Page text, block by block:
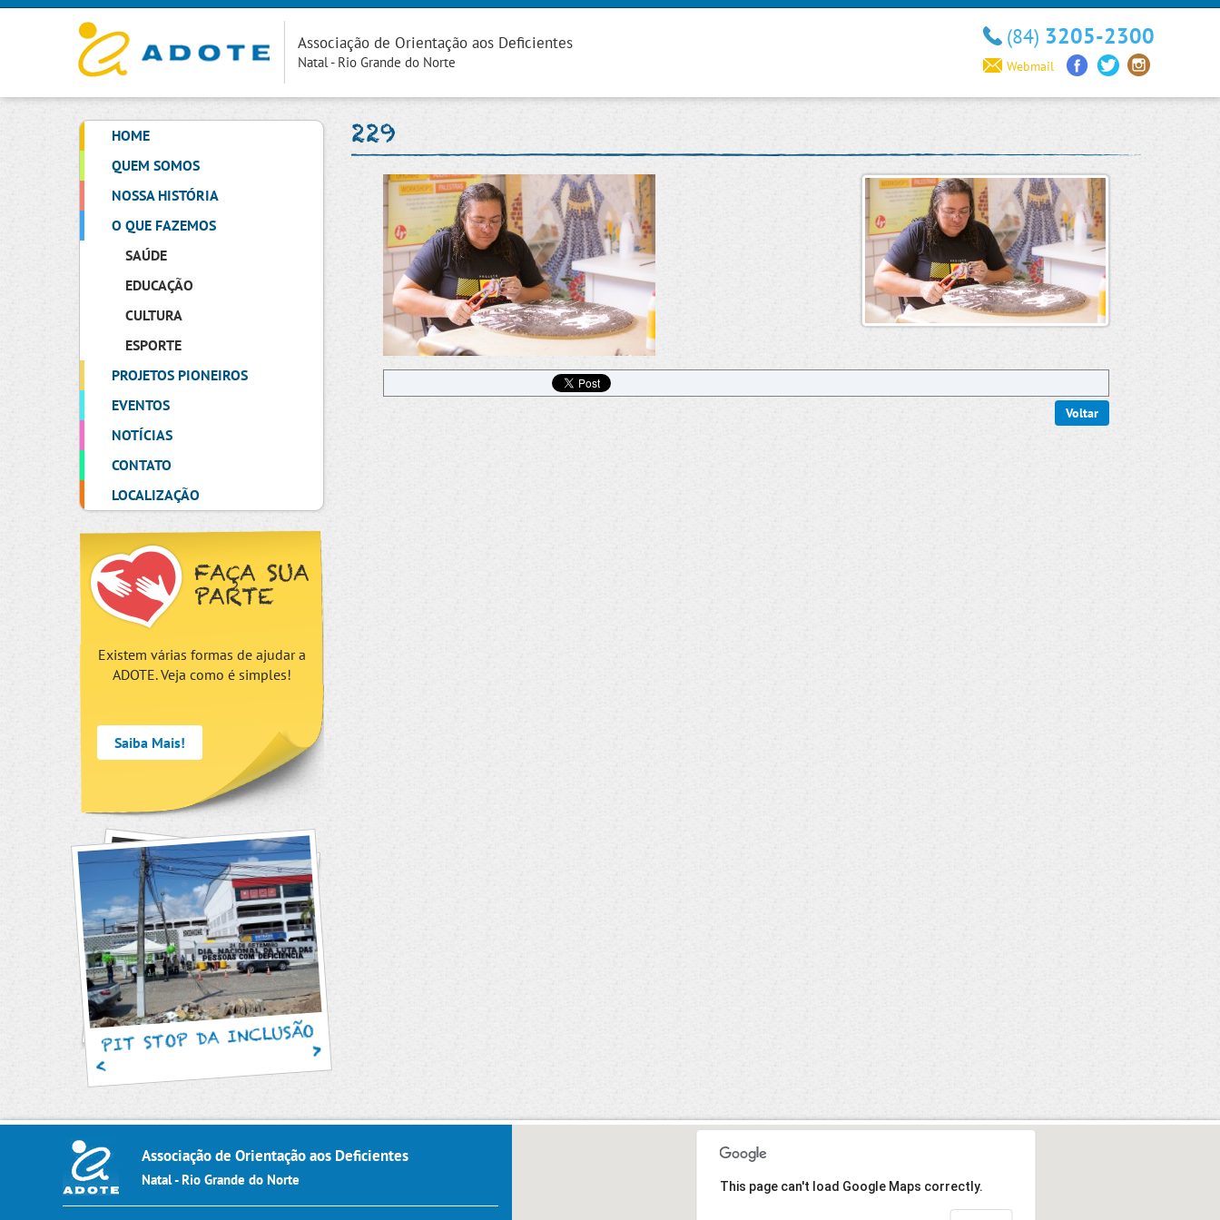
Associação de Orientação aos Deficientes
Natal - Rio Grande do Norte
(84) 3205-2300
Webmail
HOME
QUEM SOMOS
NOSSA HISTÓRIA
O QUE FAZEMOS
SAÚDE
EDUCAÇÃO
CULTURA
ESPORTE
PROJETOS PIONEIROS
EVENTOS
NOTÍCIAS
CONTATO
LOCALIZAÇÃO
FAÇA SUA
PARTE
Existem várias formas de ajudar a
ADOTE. Veja como é simples!
Saiba Mais!
PIT STOP DA INCLUSÃO
229
Voltar
Associação de Orientação aos Deficientes
Natal - Rio Grande do Norte This page can't load Google Maps correctly.